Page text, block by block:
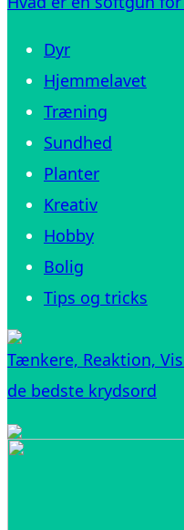
Dyr
Hjemmelavet
Træning
Sundhed
Planter
Kreativ
Hobby
Bolig
Tips og tricks
Tænkere, Reaktion,
de bedste krydsord